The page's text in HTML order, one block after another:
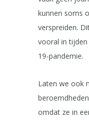
kunnen soms
verspreiden.
vooral in tijden
19-pandemie.
Laten we ook
omdat ze in